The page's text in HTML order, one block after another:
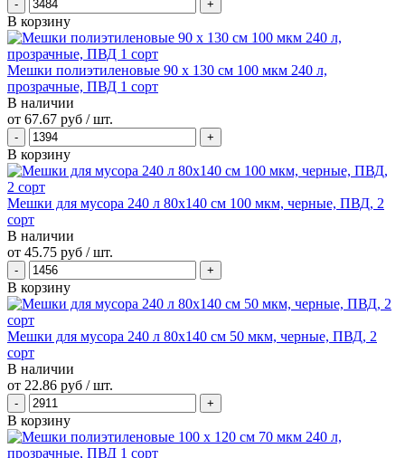
В корзину
Мешки полиэтиленовые 90 х 130 см 100 мкм 240 л,
прозрачные, ПВД 1 сорт
В наличии
от 67.67 руб / шт.
В корзину
Мешки для мусора 240 л 80х140 см 100 мкм, черные, ПВД, 2
сорт
В наличии
от 45.75 руб / шт.
В корзину
Мешки для мусора 240 л 80х140 см 50 мкм, черные, ПВД, 2
сорт
В наличии
от 22.86 руб / шт.
В корзину